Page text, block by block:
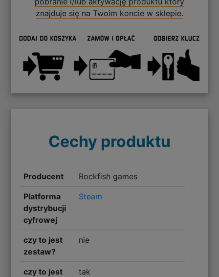
znajduje się na Twoim koncie w sklepie.
Cechy produktu
Producent Rockfish games
Platforma
dystrybucji
cyfrowej
Steam
czy to jest
zestaw?
nie
czy to jest
tak